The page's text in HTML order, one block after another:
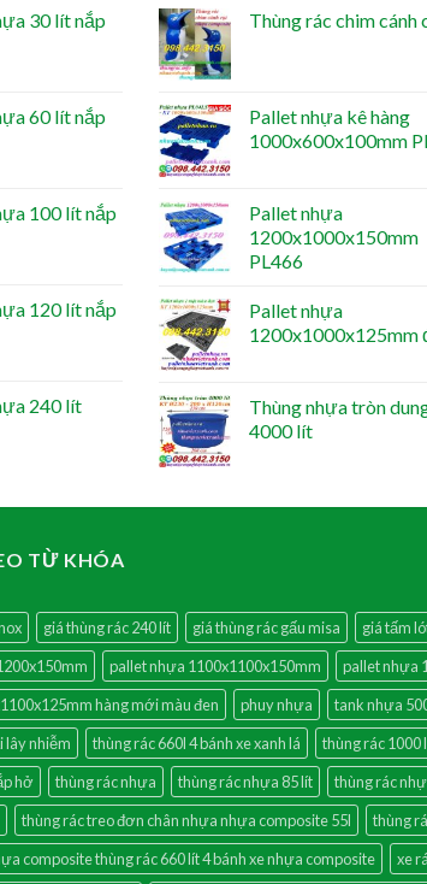
30 lít nắp
60 lít nắp
100 lít nắp
120 lít nắp
240 lít
Thùng rác chim cánh
Pallet nhựa kê hàng
1000x600x100mm
Pallet nhựa
1200x1000x150mm
PL466
Pallet nhựa
1200x1000x125mm
Thùng nhựa tròn
4000 lít
TỪ KHÓA
giá thùng rác 240 lít giá thùng rác gấu misa giá tấm
pallet nhựa 1100x1100x150mm pallet nhựa
hàng mới màu đen
phuy nhựa tank nhựa
lây nhiễm
thùng rác 660l 4 bánh xe xanh lá thùng rác 1000
hở
thùng rác nhựa thùng rác nhựa 85 lít thùng rác
thùng rác treo đơn chân nhựa nhựa composite 55l thùng
composite thùng rác 660 lít 4 bánh xe nhựa composite
xe